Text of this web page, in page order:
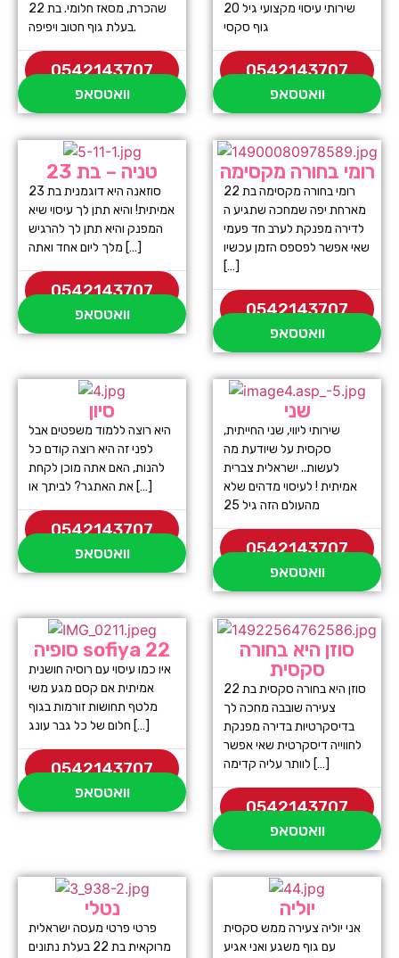
שהכרת, מסאז חלומי. בת 22
בעלת גוף חטוב ויפיפה.
0542143707
וואטסאפ
שירותי עיסוי מקצועי גיל 20
גוף סקסי
0542143707
וואטסאפ
טניה – בת 23
סוזאנה היא דוגמנית בת 23
אמיתית! והיא תתן לך עיסוי שיא
המפנק והיא תתן לך להרגיש
מלך ליום אחד ואתה […]
0542143707
וואטסאפ
רומי בחורה מקסימה
רומי בחורה מקסימה בת 22
מארחת יפה שמחכה שתגיע ה
לדירה מפנקת לערב חד פעמי
שאי אפשר לפספס הזמן עכשיו
[…]
0542143707
וואטסאפ
סיון
היא רוצה ללמוד משפטים אבל
לפני זה היא רוצה קודם כל
להנות, האם אתה מוכן לקחת
את האתגר? לביתך או […]
0542143707
וואטסאפ
שני
שירותי ליווי, שני החייתית,
סקסית על שיודעת מה
לעשות.. ישראלית צברית
אמיתית ! לעיסוי מדהים שלא
מהעולם הזה גיל 25
0542143707
וואטסאפ
סופיה sofiya 22
איו כמו עיסוי עם רוסיה חושנית
אמיתית אם קסם מגע משי
מלטף תחושות זורמות בגוף
חלום של כל גבר עונג […]
0542143707
וואטסאפ
סוזן היא בחורה
סקסית
סוזן היא בחורה סקסית בת 22
צעירה שובבה מחכה לך
בדיסקרטיות בדירה מפנקת
לחווייה דיסקרטית שאי אפשר
לוותר עליה קדימה […]
0542143707
וואטסאפ
נטלי
פרטי פרטי מעסה ישראלית
מרוקאית בת 22 בעלת נתונים
יוליה
אני יוליה צעירה ממש סקסית
עם גוף משגע ואני אגיע